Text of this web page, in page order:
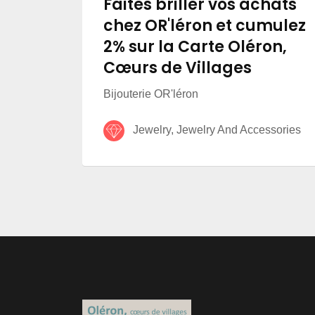
Faites briller vos achats
chez OR'léron et cumulez
2% sur la Carte Oléron,
Cœurs de Villages
Bijouterie OR'léron
Jewelry, Jewelry And Accessories